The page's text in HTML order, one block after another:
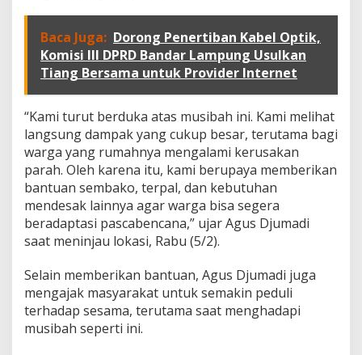
g
u
s
B
a
n
u
W
a
r
a
G
u
n
n
g
T
e
Baca Juga: Dorong Penertiban Kabel Optik,
Komisi III DPRD Bandar Lampung Usulkan
Tiang Bersama untuk Provider Internet
“Kami turut berduka atas musibah ini. Kami melihat
langsung dampak yang cukup besar, terutama bagi
warga yang rumahnya mengalami kerusakan
parah. Oleh karena itu, kami berupaya memberikan
bantuan sembako, terpal, dan kebutuhan
mendesak lainnya agar warga bisa segera
beradaptasi pascabencana,” ujar Agus Djumadi
saat meninjau lokasi, Rabu (5/2).
Selain memberikan bantuan, Agus Djumadi juga
mengajak masyarakat untuk semakin peduli
terhadap sesama, terutama saat menghadapi
musibah seperti ini.